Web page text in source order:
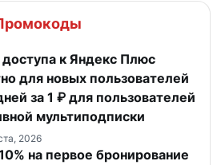
к Яндекс Плюс
для новых пользователей
за 1 ₽ для пользователей
мультиподписки
2026
на первое бронирование